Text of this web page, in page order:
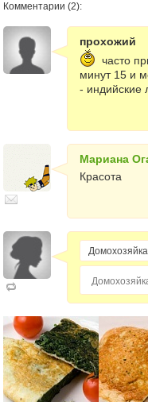
Комментарии (2):
прохожий
часто
минут 15 и
- индийские
Мариана
Красота